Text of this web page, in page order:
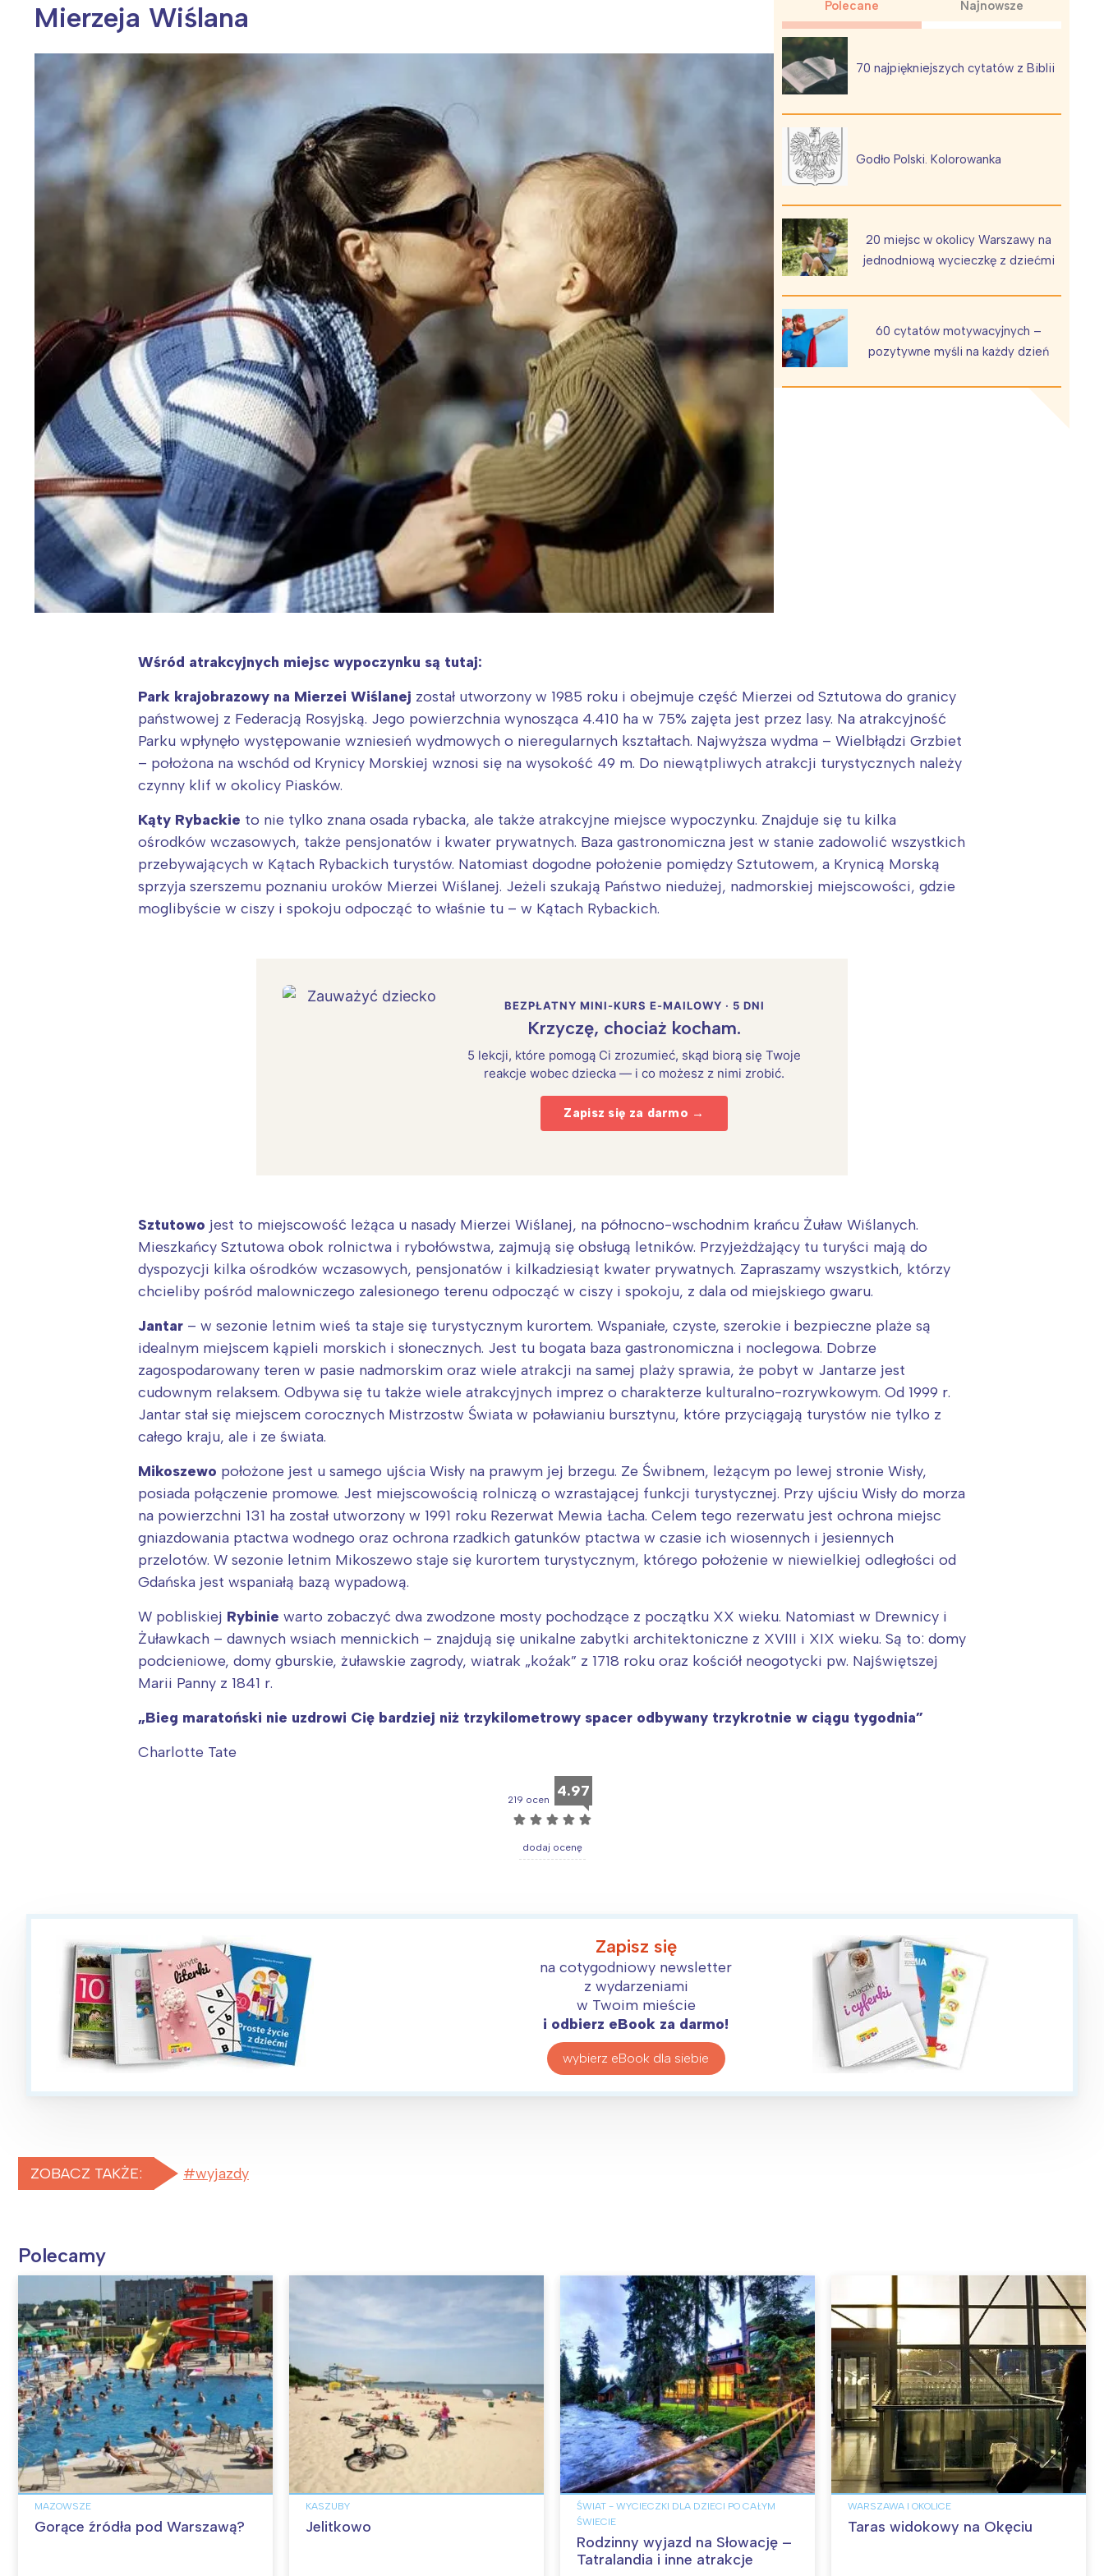
Wiosenny koncert ptaków na płocie Kwitnąca wiśnia i jej płatki
Mierzeja Wiślana Polecane Najnowsze
70 najpiękniejszych cytatów z Biblii
Godło Polski. Kolorowanka
20 miejsc w okolicy Warszawy na
jednodniową wycieczkę z dziećmi
60 cytatów motywacyjnych –
pozytywne myśli na każdy dzień
Wśród atrakcyjnych miejsc wypoczynku są tutaj:
Park krajobrazowy na Mierzei Wiślanej został utworzony w 1985 roku i obejmuje część Mierzei od Sztutowa do granicy
państwowej z Federacją Rosyjską. Jego powierzchnia wynosząca 4.410 ha w 75% zajęta jest przez lasy. Na atrakcyjność
Parku wpłynęło występowanie wzniesień wydmowych o nieregularnych kształtach. Najwyższa wydma – Wielbłądzi Grzbiet
– położona na wschód od Krynicy Morskiej wznosi się na wysokość 49 m. Do niewątpliwych atrakcji turystycznych należy
czynny klif w okolicy Piasków.
Kąty Rybackie to nie tylko znana osada rybacka, ale także atrakcyjne miejsce wypoczynku. Znajduje się tu kilka
ośrodków wczasowych, także pensjonatów i kwater prywatnych. Baza gastronomiczna jest w stanie zadowolić wszystkich
przebywających w Kątach Rybackich turystów. Natomiast dogodne położenie pomiędzy Sztutowem, a Krynicą Morską
sprzyja szerszemu poznaniu uroków Mierzei Wiślanej. Jeżeli szukają Państwo niedużej, nadmorskiej miejscowości, gdzie
moglibyście w ciszy i spokoju odpocząć to właśnie tu – w Kątach Rybackich.
BEZPŁATNY MINI-KURS E-MAILOWY · 5 DNI
Krzyczę, chociaż kocham.
5 lekcji, które pomogą Ci zrozumieć, skąd biorą się Twoje
reakcje wobec dziecka — i co możesz z nimi zrobić.
Zapisz się za darmo →
Sztutowo jest to miejscowość leżąca u nasady Mierzei Wiślanej, na północno-wschodnim krańcu Żuław Wiślanych.
Mieszkańcy Sztutowa obok rolnictwa i rybołówstwa, zajmują się obsługą letników. Przyjeżdżający tu turyści mają do
dyspozycji kilka ośrodków wczasowych, pensjonatów i kilkadziesiąt kwater prywatnych. Zapraszamy wszystkich, którzy
chcieliby pośród malowniczego zalesionego terenu odpocząć w ciszy i spokoju, z dala od miejskiego gwaru.
Jantar – w sezonie letnim wieś ta staje się turystycznym kurortem. Wspaniałe, czyste, szerokie i bezpieczne plaże są
idealnym miejscem kąpieli morskich i słonecznych. Jest tu bogata baza gastronomiczna i noclegowa. Dobrze
zagospodarowany teren w pasie nadmorskim oraz wiele atrakcji na samej plaży sprawia, że pobyt w Jantarze jest
cudownym relaksem. Odbywa się tu także wiele atrakcyjnych imprez o charakterze kulturalno-rozrywkowym. Od 1999 r.
Jantar stał się miejscem corocznych Mistrzostw Świata w poławianiu bursztynu, które przyciągają turystów nie tylko z
całego kraju, ale i ze świata.
Mikoszewo położone jest u samego ujścia Wisły na prawym jej brzegu. Ze Świbnem, leżącym po lewej stronie Wisły,
posiada połączenie promowe. Jest miejscowością rolniczą o wzrastającej funkcji turystycznej. Przy ujściu Wisły do morza
na powierzchni 131 ha został utworzony w 1991 roku Rezerwat Mewia Łacha. Celem tego rezerwatu jest ochrona miejsc
gniazdowania ptactwa wodnego oraz ochrona rzadkich gatunków ptactwa w czasie ich wiosennych i jesiennych
przelotów. W sezonie letnim Mikoszewo staje się kurortem turystycznym, którego położenie w niewielkiej odległości od
Gdańska jest wspaniałą bazą wypadową.
W pobliskiej Rybinie warto zobaczyć dwa zwodzone mosty pochodzące z początku XX wieku. Natomiast w Drewnicy i
Żuławkach – dawnych wsiach mennickich – znajdują się unikalne zabytki architektoniczne z XVIII i XIX wieku. Są to: domy
podcieniowe, domy gburskie, żuławskie zagrody, wiatrak „koźak” z 1718 roku oraz kościół neogotycki pw. Najświętszej
Marii Panny z 1841 r.
„Bieg maratoński nie uzdrowi Cię bardziej niż trzykilometrowy spacer odbywany trzykrotnie w ciągu tygodnia”
Charlotte Tate
219 ocen 4.97
☆ ☆ ☆ ☆ ☆
dodaj ocenę
Zapisz się
na cotygodniowy newsletter
z wydarzeniami
w Twoim mieście
i odbierz eBook za darmo!
wybierz eBook dla siebie
ZOBACZ TAKŻE: wyjazdy
Polecamy
MAZOWSZE
Gorące źródła pod Warszawą?
KASZUBY
Jelitkowo
ŚWIAT - WYCIECZKI DLA DZIECI PO CAŁYM
ŚWIECIE
Rodzinny wyjazd na Słowację –
Tatralandia i inne atrakcje
WARSZAWA I OKOLICE
Taras widokowy na Okęciu
Interesują mnie wydarzenia z tego regionu:
Warszawa
Łódź
Poznań
Wrocław
Śląsk
Północ
Wszystkie
Wybieram